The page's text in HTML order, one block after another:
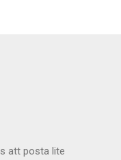
att posta lite